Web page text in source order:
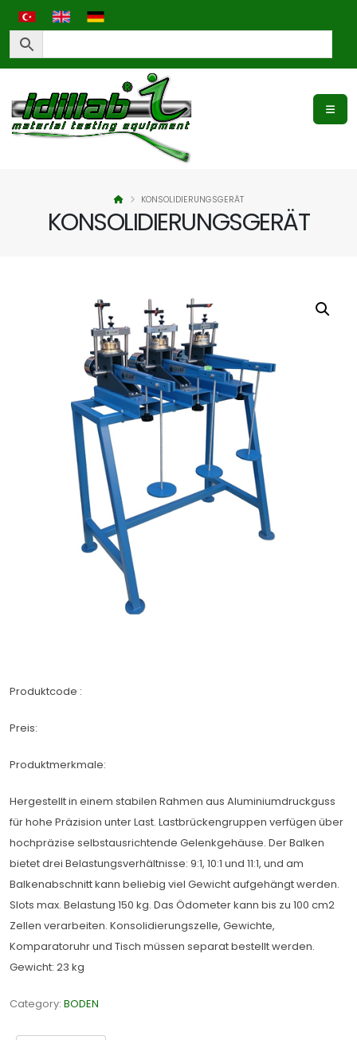
KONSOLIDIERUNGSGERÄT
KONSOLIDIERUNGSGERÄT
Produktcode :
Preis:
Produktmerkmale:
Hergestellt in einem stabilen Rahmen aus Aluminiumdruckguss
für hohe Präzision unter Last. Lastbrückengruppen verfügen über
hochpräzise selbstausrichtende Gelenkgehäuse. Der Balken
bietet drei Belastungsverhältnisse: 9:1, 10:1 und 11:1, und am
Balkenabschnitt kann beliebig viel Gewicht aufgehängt werden.
Slots max. Belastung 150 kg. Das Ödometer kann bis zu 100 cm2
Zellen verarbeiten. Konsolidierungszelle, Gewichte,
Komparatoruhr und Tisch müssen separat bestellt werden.
Gewicht: 23 kg
Category: BODEN